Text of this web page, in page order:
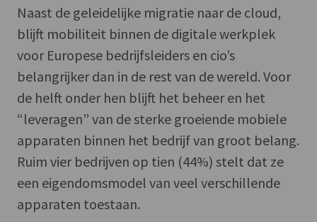
Naast de geleidelijke migratie naar de cloud,
blijft mobiliteit binnen de digitale werkplek
voor Europese bedrijfsleiders en cio’s
belangrijker dan in de rest van de wereld. Voor
de helft onder hen blijft het beheer en het
“leveragen” van de sterke groeiende mobiele
apparaten binnen het bedrijf van groot belang.
Ruim vier bedrijven op tien (44%) stelt dat ze
een eigendomsmodel van veel verschillende
apparaten toestaan.